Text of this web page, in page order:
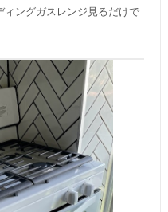
ィングガスレンジ見るだけで